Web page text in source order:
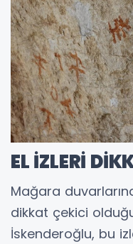
EL İZLERİ
Mağara
dikkat çekici
İskenderoğlu, bu